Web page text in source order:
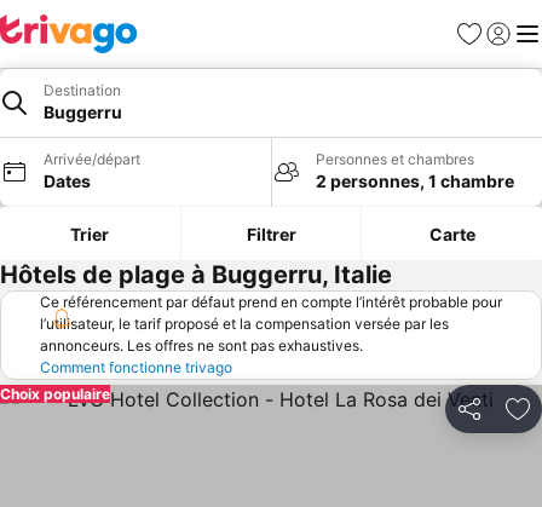
Favoris
Se
Destination
Buggerru
Arrivée/départ
Dates
Personnes et chambres
2 personnes, 1 chambre
Trier Filtrer Carte
Hôtels de plage à Buggerru, Italie
Ce référencement par défaut prend en compte l’intérêt probable pour
l’utilisateur, le tarif proposé et la compensation versée par les
annonceurs. Les offres ne sont pas exhaustives.
Comment fonctionne trivago
Partager
Choix populaire